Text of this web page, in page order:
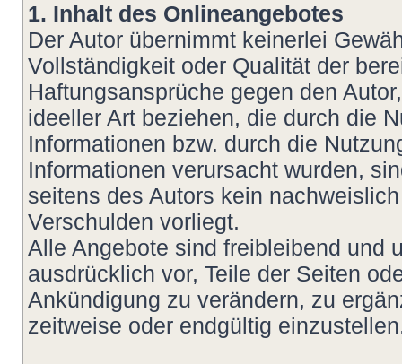
1. Inhalt des Onlineangebotes
Der Autor übernimmt keinerlei
Vollständigkeit oder Qualität der
Haftungsansprüche gegen den
ideeller Art beziehen, die durch die
Informationen bzw. durch die
Informationen verursacht wurden,
seitens des Autors kein
Verschulden vorliegt.
Alle Angebote sind freibleibend und
ausdrücklich vor, Teile der Seiten
Ankündigung zu verändern, zu
zeitweise oder endgültig